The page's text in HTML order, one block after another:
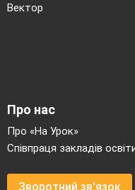
(1615 р.))
6.
(українська
тур
балів.
(№ 1 –
Михайло
Вектор
Про нас
Про «На Урок»
Співпраця закладів
Зворотний зв'язок